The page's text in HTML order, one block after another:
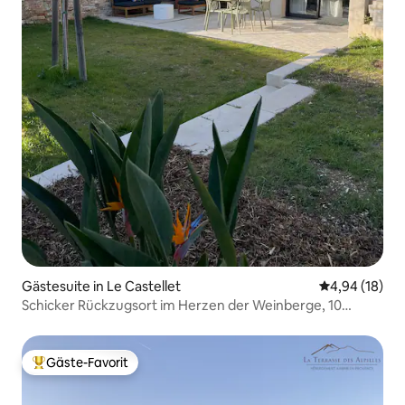
Gästesuite in Le Castellet
4,94 (18)
Schicker Rückzugsort im Herzen der Weinberge, 10
Beliebter Gäste-Favorit.
Gäste-Favorit